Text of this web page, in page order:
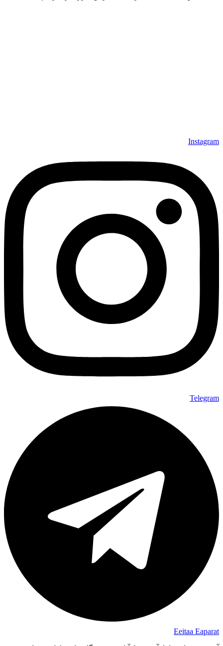
Instagram
Telegram
Eeitaa Eaparat